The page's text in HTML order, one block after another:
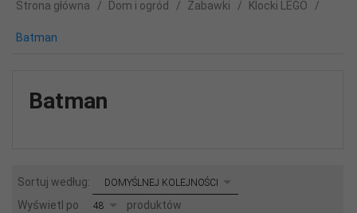
Strona główna Dom i ogród Zabawki Klocki LEGO
Batman
Batman
Sortuj według: sortDOMYŚLNEJ KOLEJNOŚCI
Wyświetl po pop48 produktów